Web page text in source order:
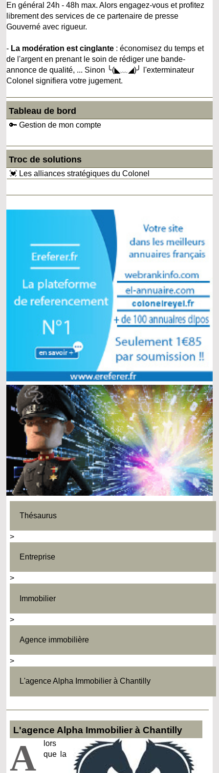
En général 24h - 48h max. Alors engagez-vous et profitez
librement des services de ce partenaire de presse
Gouverné avec rigueur.
- La modération est cinglante : économisez du temps et
de l'argent en prenant le soin de rédiger une bande-
annonce de qualité, ... Sinon ╰(◣﹏◢)╯ l'exterminateur
Colonel signifiera votre jugement.
Tableau de bord
🔑 Gestion de mon compte
Troc de solutions
💓 Les alliances stratégiques du Colonel
Thésaurus
>
Entreprise
>
Immobilier
>
Agence immobilière
>
L'agence Alpha Immobilier à Chantilly
L'agence Alpha Immobilier à Chantilly
A
lors
que la